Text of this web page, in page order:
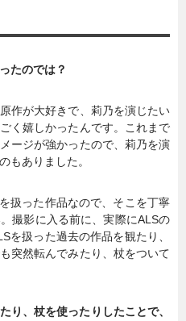
たのでは？
作が大好きで、莉乃を演じたい
く嬉しかったんです。これまで
ージが強かったので、莉乃を演
もありました。
扱った作品なので、そこを丁寧
撮影に入る前に、実際にALSの
を扱った過去の作品を観たり、
突然転んでみたり、杖をついて
、杖を使ったりしたことで、